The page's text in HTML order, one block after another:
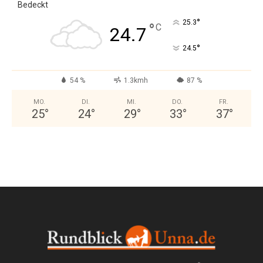
Bedeckt
24.7 °C 25.3°
24.5°
54 % 1.3kmh 87 %
MO.
25°
DI.
24°
MI.
29°
DO.
33°
FR.
37°